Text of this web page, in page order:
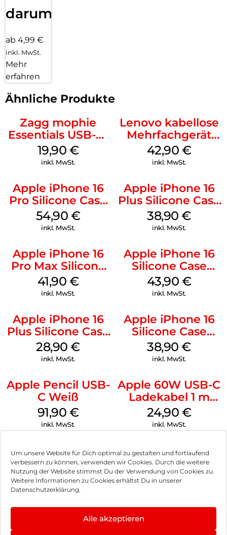
Um unsere Website für Dich optimal zu gestalten und fortlaufend
verbessern zu können, verwenden wir Cookies. Durch die weitere
Nutzung der Website stimmst Du der Verwendung von Cookies zu.
Weitere Informationen zu Cookies erhältst Du in unserer
Datenschutzerklärung.
Alle akzeptieren
darum!
ab 4,99 €
inkl. MwSt.
Mehr
erfahren
Ähnliche Produkte
Zagg mophie
Essentials USB-C-
20W Charger PD
Weiß
19,90 €
inkl. MwSt.
Lenovo kabellose
Mehrfachgerät
Luna Grey
42,90 €
inkl. MwSt.
Apple iPhone 16
Pro Silicone Case
MagSafe Black
54,90 €
inkl. MwSt.
Apple iPhone 16
Plus Silicone Case
MagSafe Denim
38,90€
inkl. MwSt.
Apple iPhone 16
Pro Max Silicone
Case MagSafe
Ultramarine
41,90 €
inkl. MwSt.
Apple iPhone 16
Silicone Case
MagSafe Plum
43,90 €
inkl. MwSt.
Apple iPhone 16
Plus Silicone Case
MagSafe Black
28,90€
inkl. MwSt.
Apple iPhone 16
Silicone Case
MagSafe
Ultramarine
38,90€
inkl. MwSt.
Apple Pencil USB-
C Weiß
91,90 €
inkl. MwSt.
Apple 60W USB-C
Ladekabel 1 m
Weiß
24,90 €
inkl. MwSt.
Impressum